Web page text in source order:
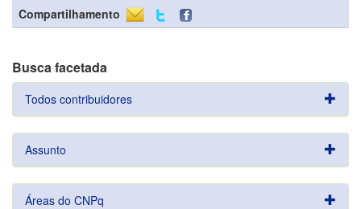
Compartilhamento
Busca facetada
Todos contribuidores
Assunto
Áreas do CNPq